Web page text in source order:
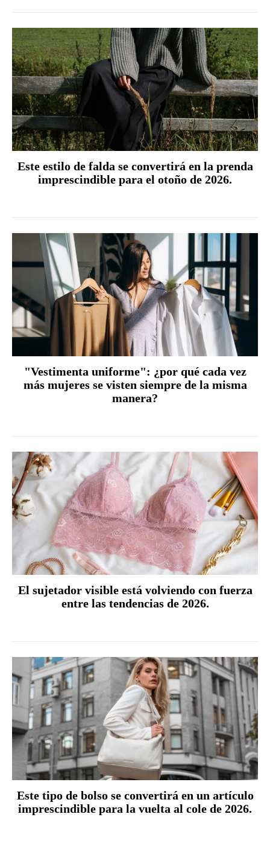
Este estilo de falda se convertirá en la prenda
imprescindible para el otoño de 2026.
"Vestimenta uniforme": ¿por qué cada vez
más mujeres se visten siempre de la misma
manera?
El sujetador visible está volviendo con fuerza
entre las tendencias de 2026.
Este tipo de bolso se convertirá en un artículo
imprescindible para la vuelta al cole de 2026.